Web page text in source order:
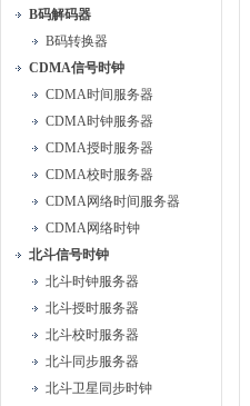
B码解码器
B码转换器
CDMA信号时钟
CDMA时间服务器
CDMA时钟服务器
CDMA授时服务器
CDMA校时服务器
CDMA网络时间服务器
CDMA网络时钟
北斗信号时钟
北斗时钟服务器
北斗授时服务器
北斗校时服务器
北斗同步服务器
北斗卫星同步时钟